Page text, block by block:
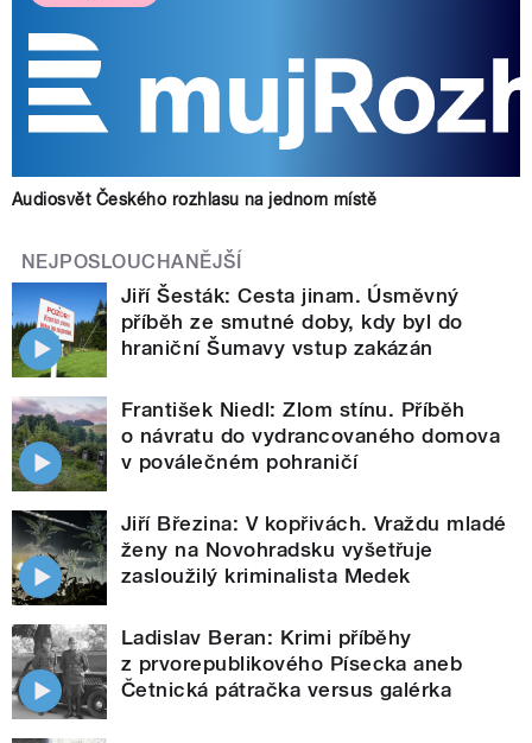
Audiosvět Českého rozhlasu na jednom místě
NEJPOSLOUCHANĚJŠÍ
Jiří Šesták: Cesta jinam. Úsměvný
příběh ze smutné doby, kdy byl do
hraniční Šumavy vstup zakázán
František Niedl: Zlom stínu. Příběh
o návratu do vydrancovaného domova
v poválečném pohraničí
Jiří Březina: V kopřivách. Vraždu mladé
ženy na Novohradsku vyšetřuje
zasloužilý kriminalista Medek
Ladislav Beran: Krimi příběhy
z prvorepublikového Písecka aneb
Četnická pátračka versus galérka